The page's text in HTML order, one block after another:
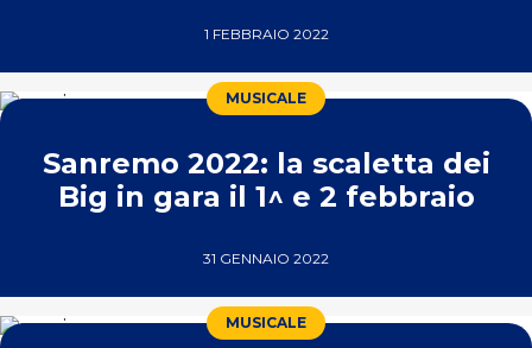
1 FEBBRAIO 2022
MUSICALE
Sanremo 2022: la scaletta dei
Big in gara il 1^ e 2 febbraio
31 GENNAIO 2022
MUSICALE